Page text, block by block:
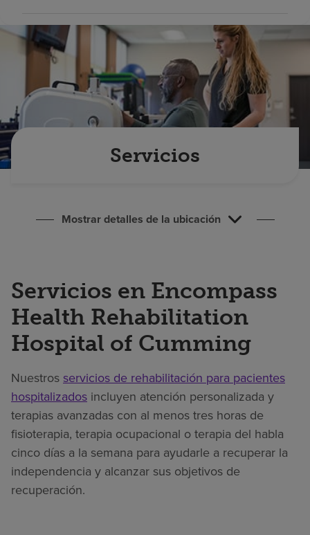
Empleos
Pagar mi factura
Servicios
Mostrar detalles de la ubicación
Servicios en Encompass
Health Rehabilitation
Hospital of Cumming
Nuestrosservicios de rehabilitación para pacientes
hospitalizados incluyen atención personalizada y
terapias avanzadas con al menos tres horas de
fisioterapia, terapia ocupacional o terapia del habla
cinco días a la semana para ayudarle a recuperar la
independencia y alcanzar sus objetivos de
recuperación.